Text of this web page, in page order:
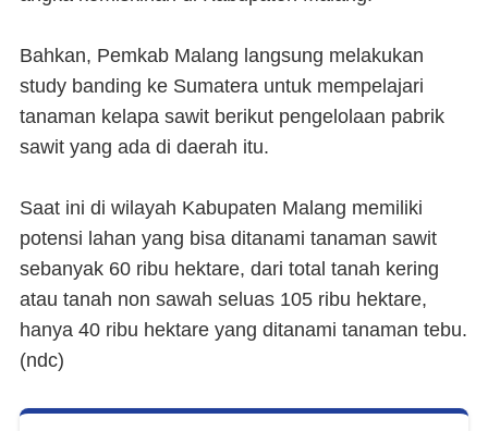
Bahkan, Pemkab Malang langsung melakukan
study banding ke Sumatera untuk mempelajari
tanaman kelapa sawit berikut pengelolaan pabrik
sawit yang ada di daerah itu.
Saat ini di wilayah Kabupaten Malang memiliki
potensi lahan yang bisa ditanami tanaman sawit
sebanyak 60 ribu hektare, dari total tanah kering
atau tanah non sawah seluas 105 ribu hektare,
hanya 40 ribu hektare yang ditanami tanaman tebu.
(ndc)